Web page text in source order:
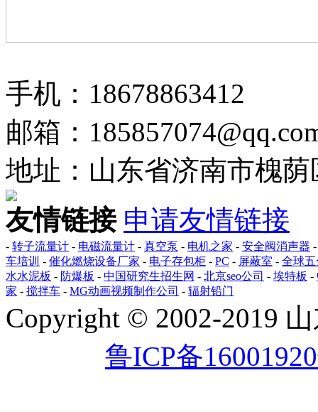
手机：18678863412
邮箱：
地址：山东省济南市槐荫
友情链接 申请友情链接
- 转子流量计 - 电磁流量计 - 真空泵 - 电机之家 - 安全阀消声器
车培训 - 催化燃烧设备厂家 - 电子存包柜 - PC - 屏蔽室 - 全球
水水泥板 - 防爆板 - 中国研究生招生网 - 北京seo公司 - 埃特板 -
家 - 搅拌车 - MG动画视频制作公司 - 辐射铅门
Copyright © 2002-2019
鲁ICP备